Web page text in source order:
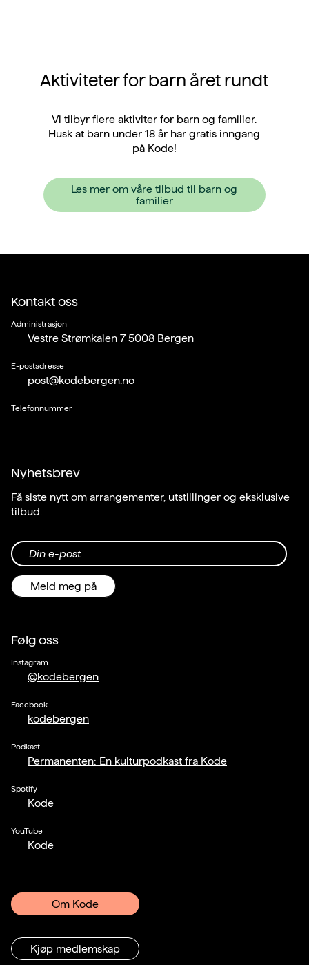
Aktiviteter for barn året rundt
Vi tilbyr flere aktiviter for barn og familier.
Husk at barn under 18 år har gratis inngang
på Kode!
Les mer om våre tilbud til barn og
familier
Kontakt oss
Administrasjon
Vestre Strømkaien 7 5008 Bergen
E-postadresse
post@kodebergen.no
Telefonnummer
Nyhetsbrev
Få siste nytt om arrangementer, utstillinger og eksklusive
tilbud.
Din e-post
Meld meg på
Følg oss
Instagram
@kodebergen
Facebook
kodebergen
Podkast
Permanenten: En kulturpodkast fra Kode
Spotify
Kode
YouTube
Kode
Om Kode
Kjøp medlemskap